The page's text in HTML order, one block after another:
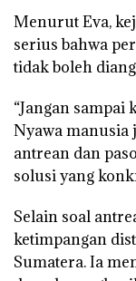
Menurut Eva,
serius bahwa
tidak boleh
“Jangan
Nyawa manusia
antrean dan
solusi yang
Selain soal
ketimpangan
Sumatera. Ia